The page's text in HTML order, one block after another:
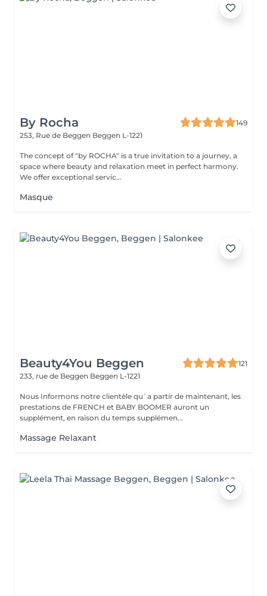
By Rocha
149
253, Rue de Beggen Beggen L-1221
The concept of "by ROCHA" is a true invitation to a journey, a
space where beauty and relaxation meet in perfect harmony.
We offer exceptional servic...
Masque
Beauty4You Beggen
121
233, rue de Beggen Beggen L-1221
Nous Informons notre clientèle qu`a partir de maintenant, les
prestations de FRENCH et BABY BOOMER auront un
supplément, en raison du temps supplémen...
Massage Relaxant